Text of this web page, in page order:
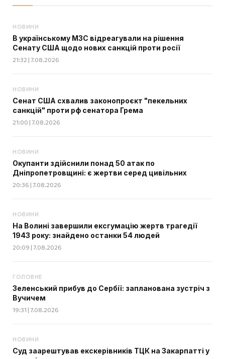
НОВИНИ
В українському МЗС відреагували на рішення
Сенату США щодо нових санкцій проти росії
21:32 | 7.08.2026
НОВИНИ
Сенат США схвалив законопроєкт "пекельних
санкцій" проти рф сенатора Грема
21:00 | 7.08.2026
НОВИНИ
Окупанти здійснили понад 50 атак по
Дніпропетровщині: є жертви серед цивільних
20:36 | 7.08.2026
НОВИНИ
На Волині завершили ексгумацію жертв трагедії
1943 року: знайдено останки 54 людей
20:09 | 7.08.2026
ГОЛОВНЕ
Зеленський прибув до Сербії: запланована зустріч з
Вучичем
19:31 | 7.08.2026
НОВИНИ
Суд заарештував екскерівників ТЦК на Закарпатті у